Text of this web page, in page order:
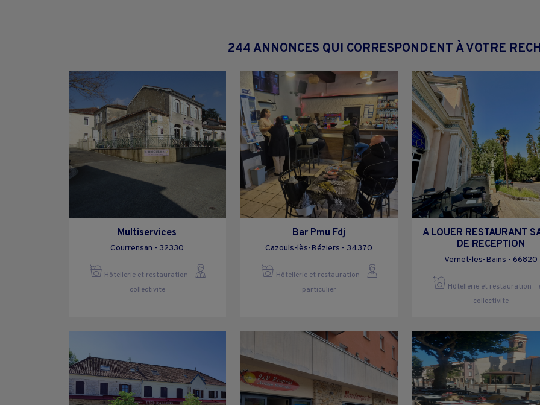
244 ANNONCES QUI CORRESPONDENT À VOTRE
Multiservices
Courrensan - 32330
Hôtellerie et restauration
collectivite
Bar Pmu Fdj
Cazouls-lès-Béziers - 34370
Hôtellerie et restauration
particulier
A LOUER RESTAURANT
DE RECEPTION
Vernet-les-Bains - 66820
Hôtellerie et restauration
collectivite